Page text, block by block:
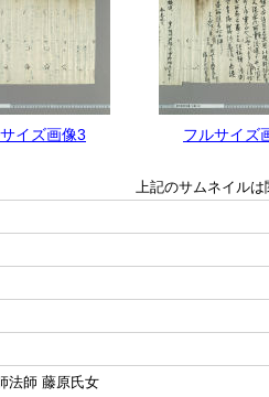
イズ画像3 フルサイズ
上記のサムネイル
法師 藤原氏女